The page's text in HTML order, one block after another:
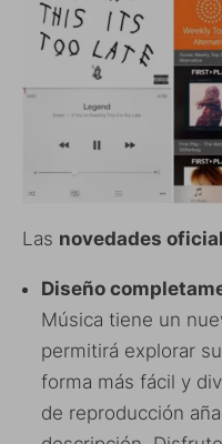
Las novedades
Diseño
Música tiene un
permitirá explorar
forma más fácil y
de reproducción